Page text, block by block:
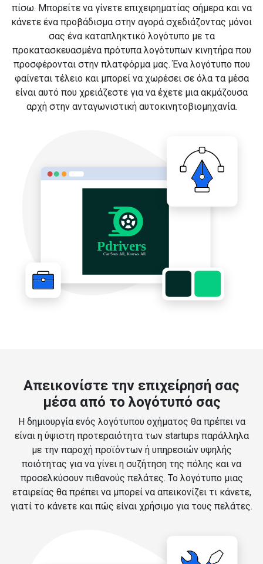
πίσω. Μπορείτε να γίνετε επιχειρηματίας σήμερα και να
κάνετε ένα προβάδισμα στην αγορά σχεδιάζοντας μόνοι
σας ένα καταπληκτικό λογότυπο με τα
προκατασκευασμένα πρότυπα λογότυπων κινητήρα που
προσφέρονται στην πλατφόρμα μας. Ένα λογότυπο που
φαίνεται τέλειο και μπορεί να χωρέσει σε όλα τα μέσα
είναι αυτό που χρειάζεστε για να έχετε μια ακμάζουσα
αρχή στην ανταγωνιστική αυτοκινητοβιομηχανία.
Απεικονίστε την επιχείρησή σας
μέσα από το λογότυπό σας
Η δημιουργία ενός λογότυπου οχήματος θα πρέπει να
είναι η ύψιστη προτεραιότητα των startups παράλληλα
με την παροχή προϊόντων ή υπηρεσιών υψηλής
ποιότητας για να γίνει η συζήτηση της πόλης και να
προσελκύσουν πιθανούς πελάτες. Το λογότυπο μιας
εταιρείας θα πρέπει να μπορεί να απεικονίζει τι κάνετε,
γιατί το κάνετε και πώς είναι χρήσιμο για τους πελάτες.